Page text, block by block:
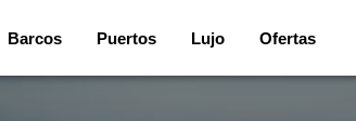
Barcos Puertos Lujo Ofertas